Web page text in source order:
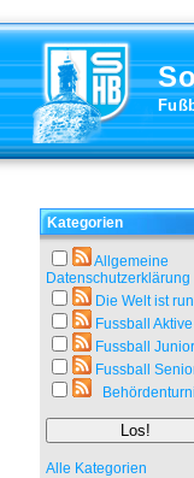
Kategorien
Allgemeine
Datenschutzerklärung
Die Welt ist
Fussball Aktive
Fussball
Fussball
Alle Kategorien